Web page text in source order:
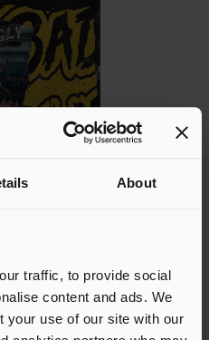
About
traffic, to provide social
content and ads. We
your use of our site with our
Zugly // Terminalen